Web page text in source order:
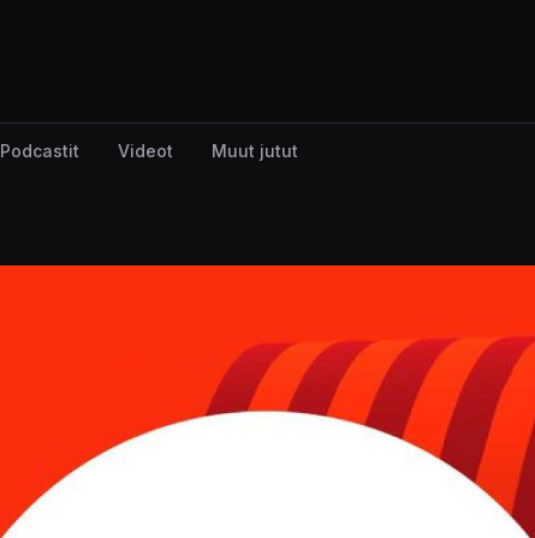
Podcastit Videot Muut jutut